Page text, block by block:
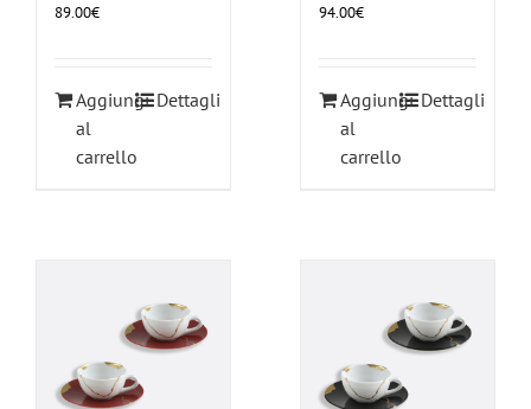
89.00€
Aggiungi
al
carrello
Dettagli
94.00€
Aggiungi
al
carrello
Dettagli